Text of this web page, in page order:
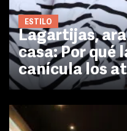
ESTILO
Lagartijas,
casa: Por qué
canícula los